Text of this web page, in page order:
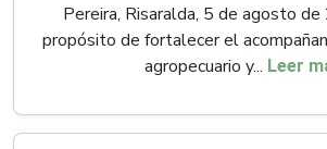
Pereira, Risaralda, 5 de agosto
propósito de fortalecer el
agropecuario y... Leer